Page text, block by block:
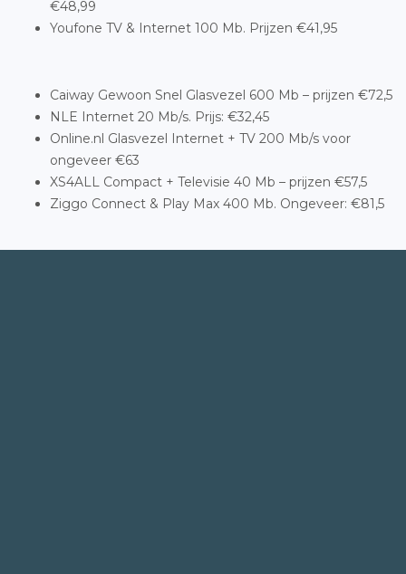
€48,99
Youfone TV & Internet 100 Mb. Prijzen €41,95
Caiway Gewoon Snel Glasvezel 600 Mb – prijzen €72,5
NLE Internet 20 Mb/s. Prijs: €32,45
Online.nl Glasvezel Internet + TV 200 Mb/s voor
ongeveer €63
XS4ALL Compact + Televisie 40 Mb – prijzen €57,5
Ziggo Connect & Play Max 400 Mb. Ongeveer: €81,5